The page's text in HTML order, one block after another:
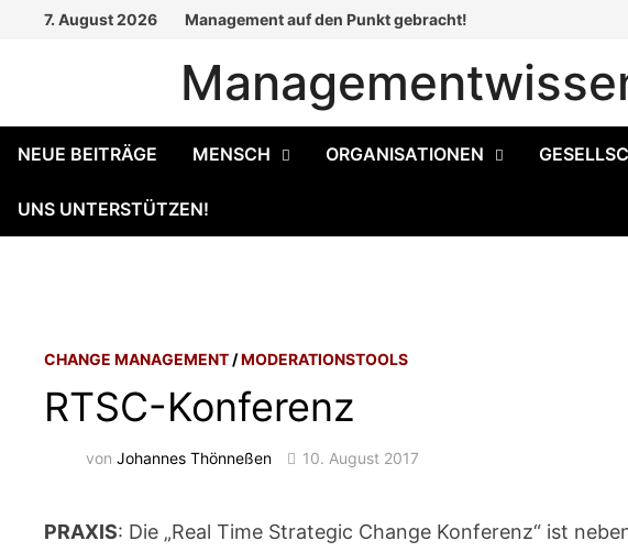
7. August 2026 Management auf den Punkt gebracht!
NEUE BEITRÄGE MENSCH ORGANISATIONEN
UNS UNTERSTÜTZEN!
CHANGE MANAGEMENT /MODERATIONSTOOLS
RTSC-Konferenz
vonJohannes Thönneßen 10. August 2017
PRAXIS: Die „Real Time Strategic Change Konferenz“ ist